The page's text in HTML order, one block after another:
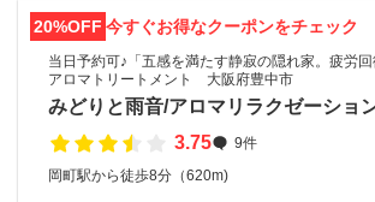
20%OFF 今すぐお得なクーポンをチェック
当日予約可♪「五感を満たす静寂の隠れ家。疲労
アロマトリートメント 大阪府豊中市
みどりと雨音/アロマリラクゼーショ
3.75
9件
岡町駅から徒歩8分（620m)